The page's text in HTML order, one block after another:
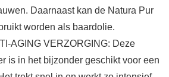
Daarnaast kan de Natura Pur
worden als baardolie.
AGING VERZORGING: Deze
is in het bijzonder geschikt voor een